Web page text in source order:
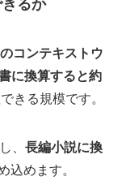
るか
コンテキストウ
に換算すると約
きる規模です。
、 長編小説に換
込めます。